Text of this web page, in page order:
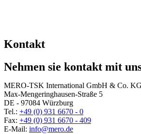
Kontakt
Nehmen sie kontakt mit
MERO-TSK International GmbH & Co. KG
Max-Mengeringhausen-Straße 5
DE - 97084 Würzburg
Tel.: +49 (0) 931 6670 - 0
Fax: +49 (0) 931 6670 - 409
E-Mail: info@mero.de